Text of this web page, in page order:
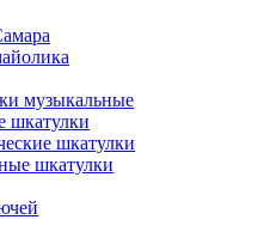
музыкальные
шкатулки
шкатулки
шкатулки